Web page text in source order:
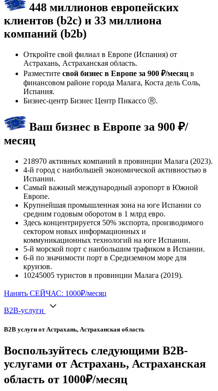
448 миллионов европейских
клиентов (b2c) и 33 миллиона
компаний (b2b)
Откройте свой филиал в Европе (Испания) от
Астрахань, Астраханская область.
Разместите свой бизнес в Европе за 900 ₽/месяц в
финансовом районе города Малага, Коста дель Соль,
Испания.
Бизнес-центр Бизнес Центр Пикассо Ⓡ.
Ваш бизнес в Европе за 900 ₽/
месяц
218970 активных компаний в провинции Малага (2023).
4-й город с наибольшей экономической активностью в
Испании.
Самый важный международный аэропорт в Южной
Европе.
Крупнейшая промышленная зона на юге Испании со
средним годовым оборотом в 1 млрд евро.
Здесь концентрируется 50% экспорта, производимого
сектором новых информационных и
коммуникационных технологий на юге Испании.
5-й морской порт с наибольшим трафиком в Испании.
6-й по значимости порт в Средиземном море для
круизов.
10245005 туристов в провинции Малага (2019).
Нанять СЕЙЧАС: 1000₽/месяц
B2B-услуги
B2B услуги от Астрахань, Астраханская область
Воспользуйтесь следующими B2B-
услугами от Астрахань, Астраханская
область от 1000₽/месяц